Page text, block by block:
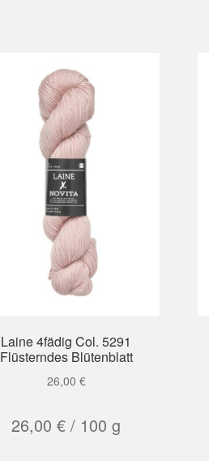
Laine 4fädig Col. 5291
Flüsterndes Blütenblatt
26,00 €
26,00€ / 100 g